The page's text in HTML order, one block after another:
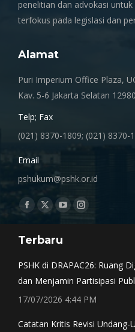
penelitian dan advokasi
terfokus pada legislasi dan
Alamat
Puri Imperium Office Plaza,
Kav. 5-6 Jakarta Selatan 12980
Telp; Fax
(021) 8370-1809; (021) 8370-
Email
pshukum@pshk.or.id
Find us on:
Facebook
opens
window
X
opens
window
YouTube
opens
Instagram
window
Terbaru
PSHK di DRAPAC26: Ruang
dan Menjamin Partisipasi
17/07/2026 4:44 PM
Catatan Kritis Revisi